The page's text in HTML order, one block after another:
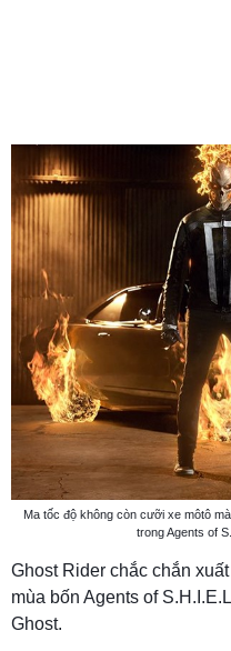
Ma tốc độ không còn cưỡi xe môtô
trong Agents of
Ghost Rider chắc chắn
mùa bốn Agents of
Ghost.